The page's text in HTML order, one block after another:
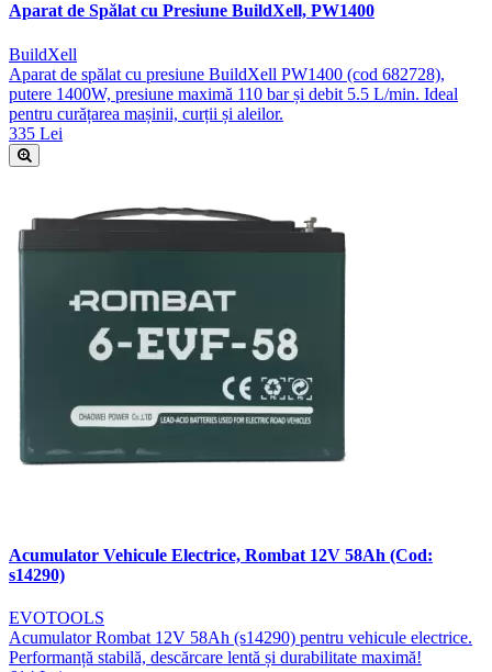
Aparat de Spălat cu Presiune BuildXell, PW1400
BuildXell
Aparat de spălat cu presiune BuildXell PW1400 (cod 682728),
putere 1400W, presiune maximă 110 bar și debit 5.5 L/min. Ideal
pentru curățarea mașinii, curții și aleilor.
335 Lei
Acumulator Vehicule Electrice, Rombat 12V 58Ah (Cod:
s14290)
EVOTOOLS
Acumulator Rombat 12V 58Ah (s14290) pentru vehicule electrice.
Performanță stabilă, descărcare lentă și durabilitate maximă!